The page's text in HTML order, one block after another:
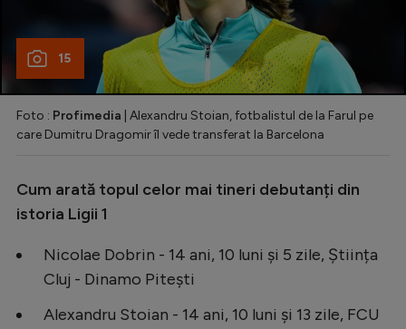
15
Foto : Profimedia | Alexandru Stoian, fotbalistul de la Farul pe
care Dumitru Dragomir îl vede transferat la Barcelona
Cum arată topul celor mai tineri debutanți din
istoria Ligii 1
Nicolae Dobrin - 14 ani, 10 luni și 5 zile, Știința
Cluj - Dinamo Pitești
Alexandru Stoian - 14 ani, 10 luni și 13 zile, FCU